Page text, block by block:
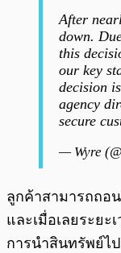
After
down.
this
our key
decision
agency
secure
— Wyre
ลูกค้าสามารถถอ
และเมื่อเลยระยะ
การนำสินทรัพย์ไ